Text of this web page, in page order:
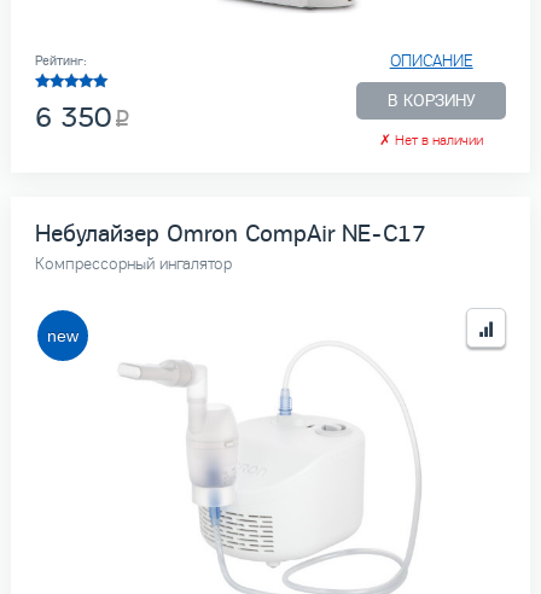
ОПИСАНИЕ
В КОРЗИНУ
✗ Нет в наличии
Рейтинг:
6 350
Небулайзер Omron CompAir NE-C17
Компрессорный ингалятор